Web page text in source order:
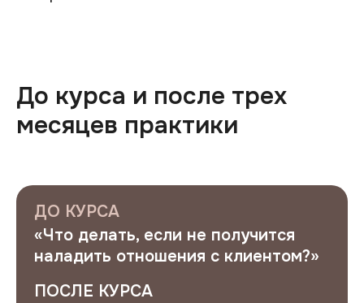
До курса и после трех
месяцев практики
ДО КУРСА
«Что делать, если не получится
наладить отношения с клиентом?»
ПОСЛЕ КУРСА